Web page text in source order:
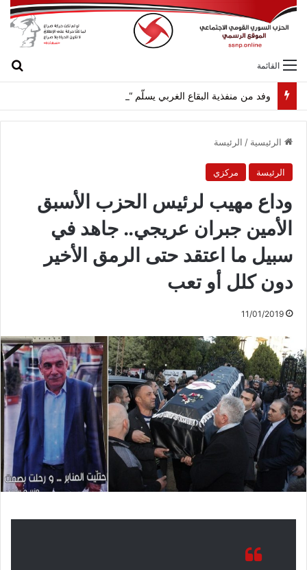
القائمة
الرئيسية / الرئيسة
الرئيسة مركزي
وداع مهيب لرئيس الحزب الأسبق
الأمين جبران عريجي.. جاهد في
سبيل ما اعتقد حتى الرمق الأخير
دون كلل أو تعب
11/01/2019